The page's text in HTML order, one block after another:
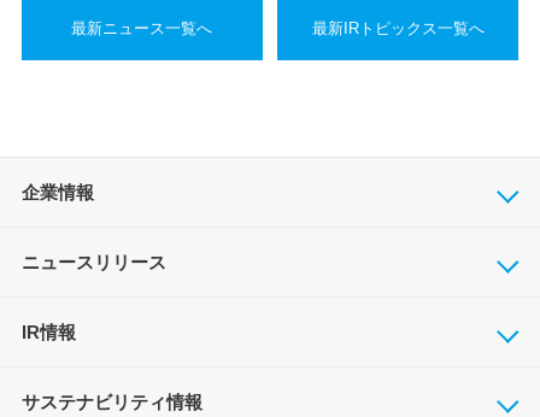
最新ニュース一覧へ 最新IRトピックス一覧へ
企業情報
ニュースリリース
IR情報
サステナビリティ情報